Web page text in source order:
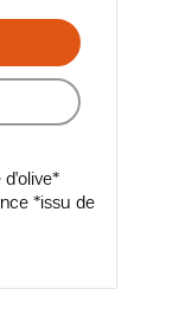
*issu de